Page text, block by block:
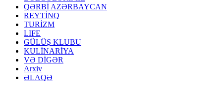
QƏRBİ AZƏRBAYCAN
REYTİNQ
TURİZM
LIFE
GÜLÜŞ KLUBU
KULİNARİYA
VƏ DİGƏR
Arxiv
ƏLAQƏ